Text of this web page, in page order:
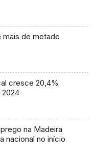
mais de metade
cresce 20,4%
2024
na Madeira
nacional no início